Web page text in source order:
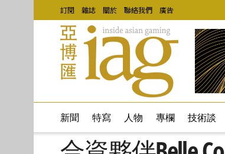
訂閱 雜誌 關於 聯絡我們 廣告
新聞 特寫 人物 專欄 技術談